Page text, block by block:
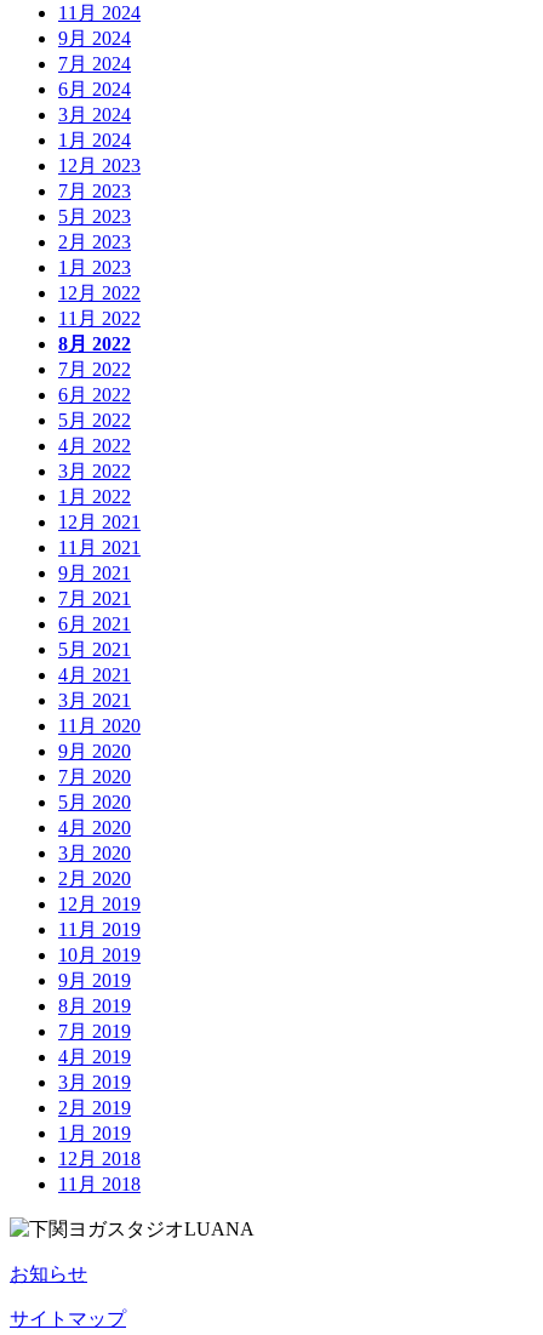
11月 2024
9月 2024
7月 2024
6月 2024
3月 2024
1月 2024
12月 2023
7月 2023
5月 2023
2月 2023
1月 2023
12月 2022
11月 2022
8月 2022
7月 2022
6月 2022
5月 2022
4月 2022
3月 2022
1月 2022
12月 2021
11月 2021
9月 2021
7月 2021
6月 2021
5月 2021
4月 2021
3月 2021
11月 2020
9月 2020
7月 2020
5月 2020
4月 2020
3月 2020
2月 2020
12月 2019
11月 2019
10月 2019
9月 2019
8月 2019
7月 2019
4月 2019
3月 2019
2月 2019
1月 2019
12月 2018
11月 2018
お知らせ
サイトマップ